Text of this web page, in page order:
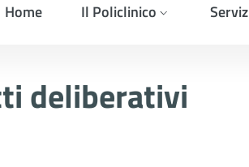
Home Il Policlinico
deliberativi